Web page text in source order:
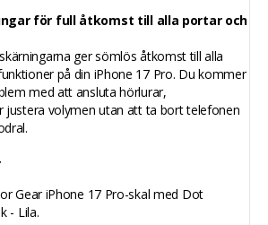
för full åtkomst till alla portar och
ger sömlös åtkomst till alla
på din iPhone 17 Pro. Du kommer
med att ansluta hörlurar,
justera volymen utan att ta bort telefonen
Gear iPhone 17 Pro-skal med Dot
- Lila.